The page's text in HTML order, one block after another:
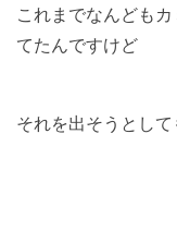
これまでなんども
てたんですけど
それを出そうとして